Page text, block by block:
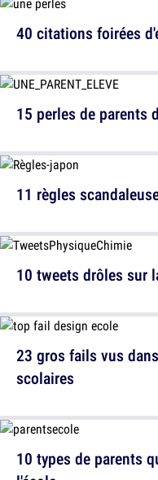
40 citations foirées
11 règles
23 gros fails vus
scolaires
15 perles de parents
10 tweets drôles sur
10 types de parents